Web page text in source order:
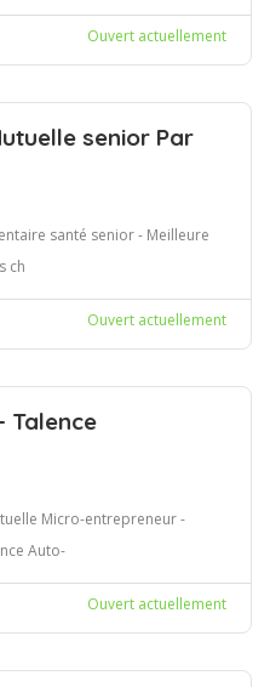
Ouvert actuellement
senior Par
santé senior - Meilleure
ch
Ouvert actuellement
Talence
Micro-entrepreneur -
Auto-
Ouvert actuellement